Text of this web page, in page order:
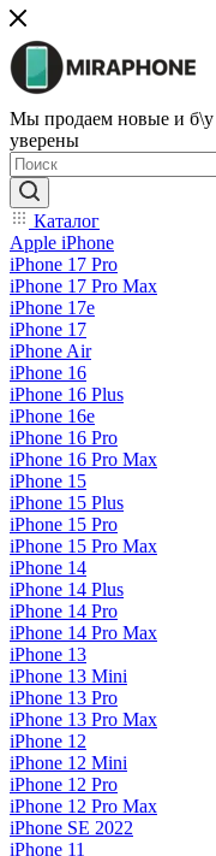
Мы продаем новые и б\у
уверены
Каталог
Apple iPhone
iPhone 17 Pro
iPhone 17 Pro Max
iPhone 17e
iPhone 17
iPhone Air
iPhone 16
iPhone 16 Plus
iPhone 16e
iPhone 16 Pro
iPhone 16 Pro Max
iPhone 15
iPhone 15 Plus
iPhone 15 Pro
iPhone 15 Pro Max
iPhone 14
iPhone 14 Plus
iPhone 14 Pro
iPhone 14 Pro Max
iPhone 13
iPhone 13 Mini
iPhone 13 Pro
iPhone 13 Pro Max
iPhone 12
iPhone 12 Mini
iPhone 12 Pro
iPhone 12 Pro Max
iPhone SE 2022
iPhone 11